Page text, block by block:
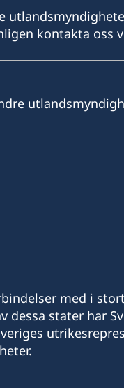
kontakta oss
med i
dessa stater har